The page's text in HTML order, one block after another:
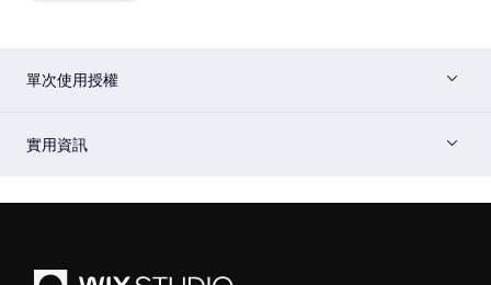
單次使用授權
實用資訊